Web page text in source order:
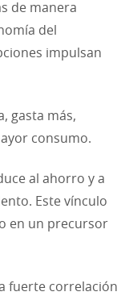
de manera
del
impulsan
gasta más,
consumo.
al ahorro y a
Este vínculo
en un precursor
fuerte correlación